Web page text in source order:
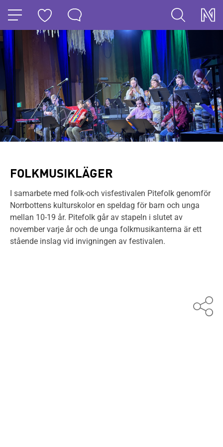
HOPPA TILL NAVIGERINGEN
HOPPA TILL INNEHÅLLET
FOLKMUSIKLÄGER
I samarbete med folk-och visfestivalen Pitefolk genomför
Norrbottens kulturskolor en speldag för barn och unga
mellan 10-19 år. Pitefolk går av stapeln i slutet av
november varje år och de unga folkmusikanterna är ett
stående inslag vid invigningen av festivalen.